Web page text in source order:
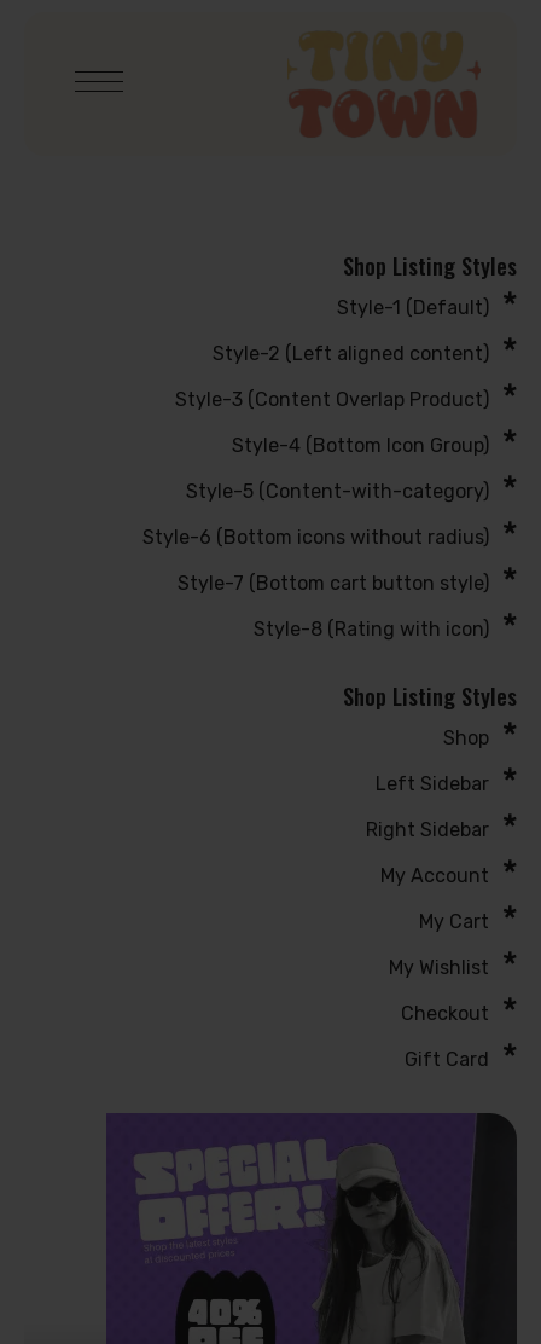
Shop Listing Styles
Style-1 (Default)
Style-2 (Left aligned content)
Style-3 (Content Overlap Product)
Style-4 (Bottom Icon Group)
Style-5 (Content-with-category)
Style-6 (Bottom icons without radius)
Style-7 (Bottom cart button style)
Style-8 (Rating with icon)
Shop Listing Styles
Shop
Left Sidebar
Right Sidebar
My Account
My Cart
My Wishlist
Checkout
Gift Card